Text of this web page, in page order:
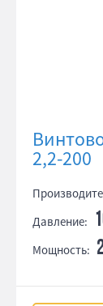
2,2-200
Давление:
Мощность: